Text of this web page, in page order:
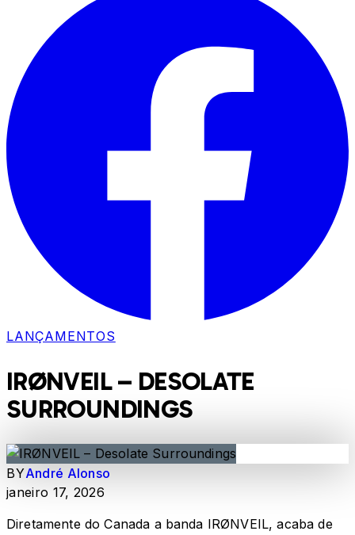
LANÇAMENTOS
IRØNVEIL – DESOLATE
SURROUNDINGS
BYAndré Alonso
janeiro 17, 2026
Diretamente do Canada a banda IRØNVEIL, acaba de